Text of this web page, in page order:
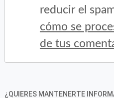
reducir el
cómo se
de tus
¿QUIERES MANTENERTE